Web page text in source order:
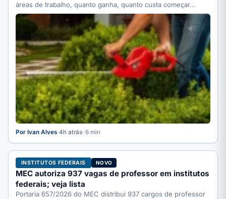
áreas de trabalho, quanto ganha, quanto custa começar…
Por Ivan Alves·4h atrás· 6 min
INSTITUTOS FEDERAIS NOVO
MEC autoriza 937 vagas de professor em institutos
federais; veja lista
Portaria 657/2026 do MEC distribui 937 cargos de professor